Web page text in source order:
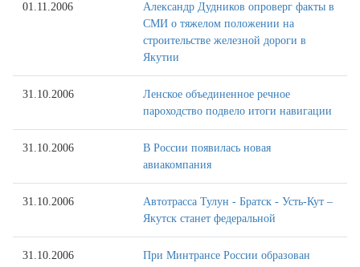
01.11.2006
Александр Дудников опроверг факты в
СМИ о тяжелом положении на
строительстве железной дороги в
Якутии
31.10.2006
Ленское объединенное речное
пароходство подвело итоги навигации
31.10.2006
В России появилась новая
авиакомпания
31.10.2006
Автотрасса Тулун - Братск - Усть-Кут –
Якутск станет федеральной
31.10.2006
При Минтрансе России образован